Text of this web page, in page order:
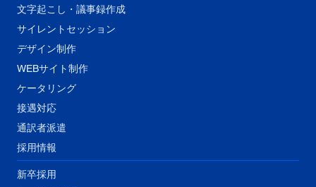
文字起こし・議事録作成
サイレントセッション
デザイン制作
WEBサイト制作
ケータリング
接遇対応
​通訳者派遣
採用情報
新卒採用